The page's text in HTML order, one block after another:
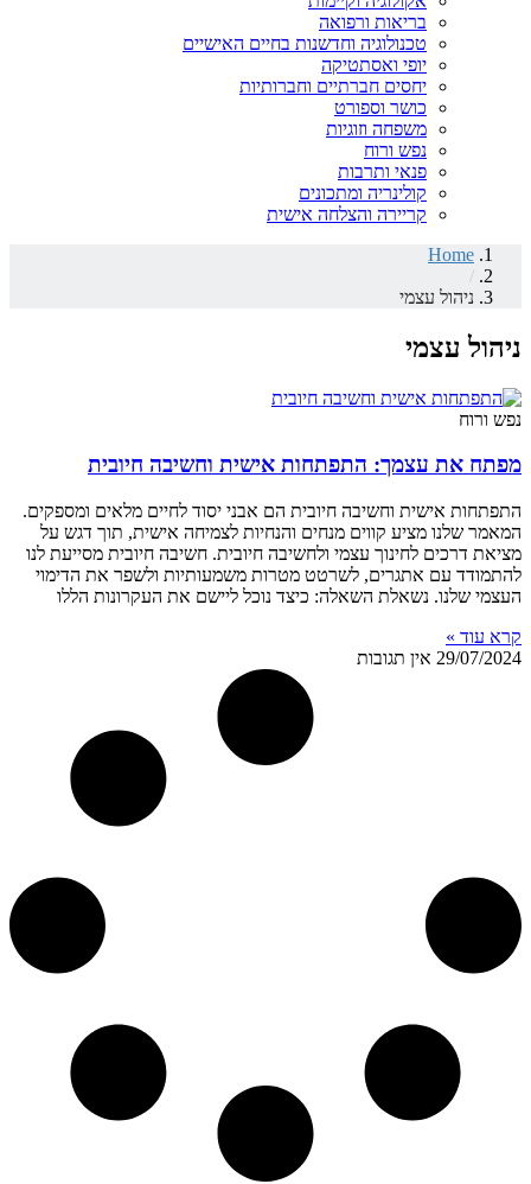
בריאות ורפואה
טכנולוגיה וחדשנות בחיים האישיים
יופי ואסתטיקה
יחסים חברתיים וחברותיות
כושר וספורט
משפחה וזוגיות
נפש ורוח
פנאי ותרבות
קולינריה ומתכונים
קריירה והצלחה אישית
Home
/
ניהול עצמי
ניהול עצמי
נפש ורוח
מפתח את עצמך: התפתחות אישית וחשיבה חיובית
התפתחות אישית וחשיבה חיובית הם אבני יסוד לחיים מלאים ומספקים.
המאמר שלנו מציע קווים מנחים והנחיות לצמיחה אישית, תוך דגש על
מציאת דרכים לחינוך עצמי ולחשיבה חיובית. חשיבה חיובית מסייעת לנו
להתמודד עם אתגרים, לשרטט מטרות משמעותיות ולשפר את הדימוי
העצמי שלנו. נשאלת השאלה: כיצד נוכל ליישם את העקרונות הללו
קרא עוד »
29/07/2024 אין תגובות